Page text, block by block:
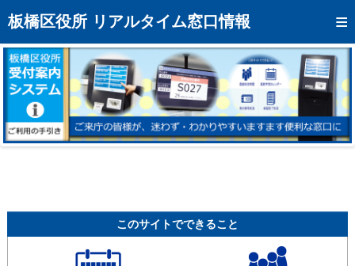
板橋区役所 リアルタイム窓口情報
トップページへ
混雑予想カレンダー
リアルタイム混雑状況
リアルタイム受付番号状況
メール通知登録
モバイルサイト
このサイトでできること